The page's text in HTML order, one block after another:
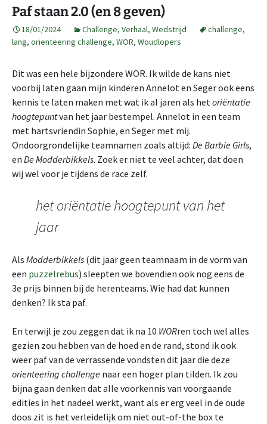
Paf staan 2.0 (en 8 geven)
18/01/2024 Challenge, Verhaal, Wedstrijd challenge,
lang, orienteering challenge, WOR, Woudlopers
Dit was een hele bijzondere WOR. Ik wilde de kans niet
voorbij laten gaan mijn kinderen Annelot en Seger ook eens
kennis te laten maken met wat ik al jaren als hetoriëntatie
hoogtepuntvan het jaar bestempel. Annelot in een team
met hartsvriendin Sophie, en Seger met mij.
Ondoorgrondelijke teamnamen zoals altijd: De Barbie Girls,
en De Modderbikkels. Zoek er niet te veel achter, dat doen
wij wel voor je tijdens de race zelf.
het oriëntatie hoogtepunt van het
jaar
Als Modderbikkels (dit jaar geen teamnaam in de vorm van
een puzzelrebus) sleepten we bovendien ook nog eens de
3e prijs binnen bij de herenteams. Wie had dat kunnen
denken? Ik sta paf.
En terwijl je zou zeggen dat ik na 10 WORren toch wel alles
gezien zou hebben van de hoed en de rand, stond ik ook
weer paf van de verrassende vondsten dit jaar die deze
orienteering challenge naar een hoger plan tilden. Ik zou
bijna gaan denken dat alle voorkennis van voorgaande
edities in het nadeel werkt, want als er erg veel in de oude
doos zit is het verleidelijk om niet out-of-the box te